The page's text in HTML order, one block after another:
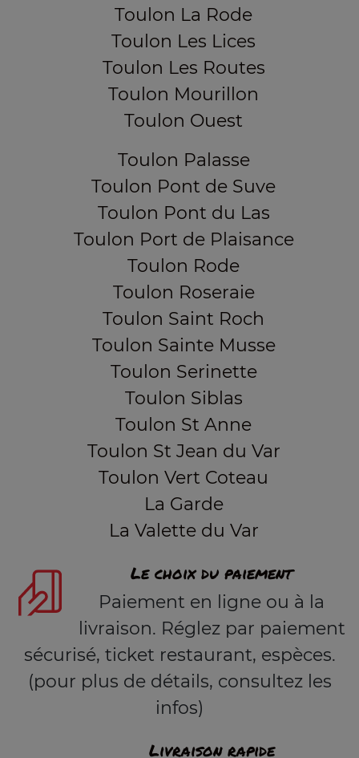
Toulon La Rode
Toulon Les Lices
Toulon Les Routes
Toulon Mourillon
Toulon Ouest
Toulon Palasse
Toulon Pont de Suve
Toulon Pont du Las
Toulon Port de Plaisance
Toulon Rode
Toulon Roseraie
Toulon Saint Roch
Toulon Sainte Musse
Toulon Serinette
Toulon Siblas
Toulon St Anne
Toulon St Jean du Var
Toulon Vert Coteau
La Garde
La Valette du Var
Le choix du paiement
Paiement en ligne ou à la
livraison. Réglez par paiement
sécurisé, ticket restaurant, espèces.
(pour plus de détails, consultez les
infos)
Livraison rapide